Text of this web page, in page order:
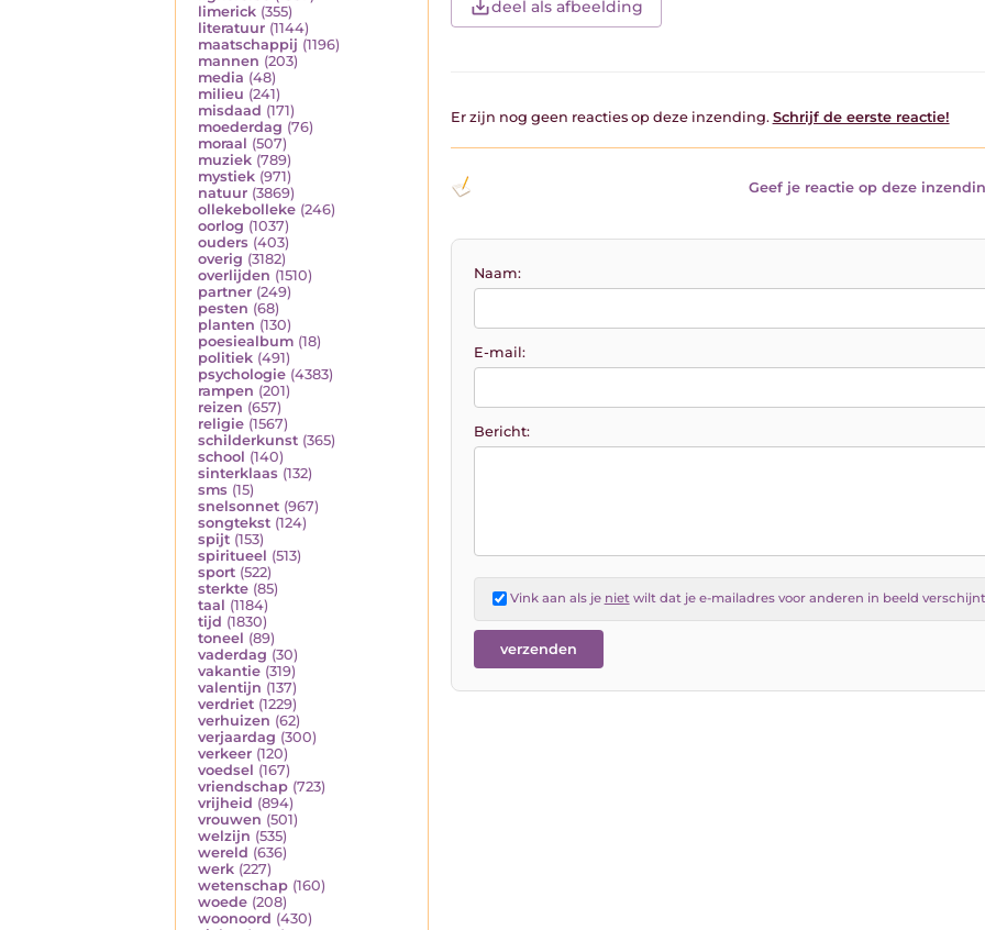
limerick (355)
literatuur (1144)
maatschappij (1196)
mannen (203)
media (48)
milieu (241)
misdaad (171)
moederdag (76)
moraal (507)
muziek (789)
mystiek (971)
natuur (3869)
ollekebolleke (246)
oorlog (1037)
ouders (403)
overig (3182)
overlijden (1510)
partner (249)
pesten (68)
planten (130)
poesiealbum (18)
politiek (491)
psychologie (4383)
rampen (201)
reizen (657)
religie (1567)
schilderkunst (365)
school (140)
sinterklaas (132)
sms (15)
snelsonnet (967)
songtekst (124)
spijt (153)
spiritueel (513)
sport (522)
sterkte (85)
taal (1184)
tijd (1830)
toneel (89)
vaderdag (30)
vakantie (319)
valentijn (137)
verdriet (1229)
verhuizen (62)
verjaardag (300)
verkeer (120)
voedsel (167)
vriendschap (723)
vrijheid (894)
vrouwen (501)
welzijn (535)
wereld (636)
werk (227)
wetenschap (160)
woede (208)
woonoord (430)
deel als afbeelding
Er zijn nog geen reacties op deze inzending. Schrijf de eerste reactie!
Geef je reactie op deze
Naam:
E-mail:
Bericht:
Vink aan als je nietwilt dat je e-mailadres voor anderen in beeld verschijnt